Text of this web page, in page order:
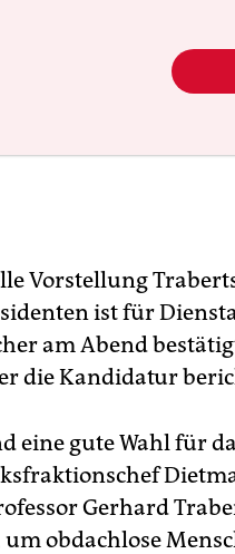
Vorstellung
ist für
am Abend
die Kandidatur
eine gute Wahl für
Gerhard
obdachlose